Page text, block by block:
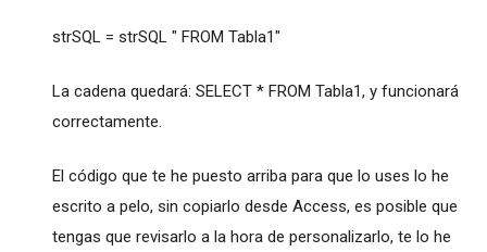
strSQL = strSQL " FROM Tabla1"
La cadena quedará: SELECT * FROM Tabla1, y funcionará
correctamente.
El código que te he puesto arriba para que lo uses lo he
escrito a pelo, sin copiarlo desde Access, es posible que
tengas que revisarlo a la hora de personalizarlo, te lo he